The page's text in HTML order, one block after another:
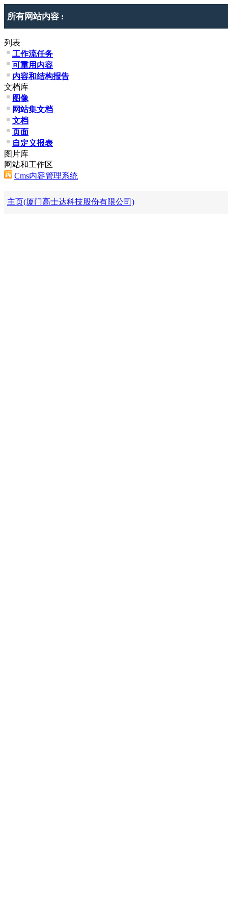
所有网站内容 :
列表
工作流任务
可重用内容
内容和结构报告
文档库
图像
网站集文档
文档
页面
自定义报表
图片库
网站和工作区
Cms内容管理系统
主页(厦门高士达科技股份有限公司)